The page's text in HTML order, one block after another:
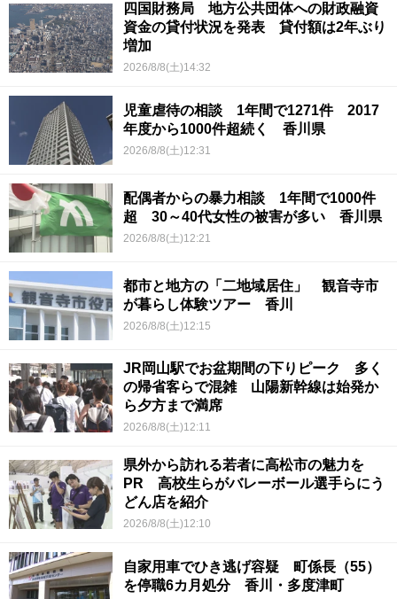
四国財務局 地方公共団体への財政融資
資金の貸付状況を発表 貸付額は2年ぶり
増加
2026/8/8(土)14:32
児童虐待の相談 1年間で1271件 2017
年度から1000件超続く 香川県
2026/8/8(土)12:31
配偶者からの暴力相談 1年間で1000件
超 30～40代女性の被害が多い 香川県
2026/8/8(土)12:21
都市と地方の「二地域居住」 観音寺市
が暮らし体験ツアー 香川
2026/8/8(土)12:15
JR岡山駅でお盆期間の下りピーク 多く
の帰省客らで混雑 山陽新幹線は始発か
ら夕方まで満席
2026/8/8(土)12:11
県外から訪れる若者に高松市の魅力を
PR 高校生らがバレーボール選手らにう
どん店を紹介
2026/8/8(土)12:10
自家用車でひき逃げ容疑 町係長（55）
を停職6カ月処分 香川・多度津町